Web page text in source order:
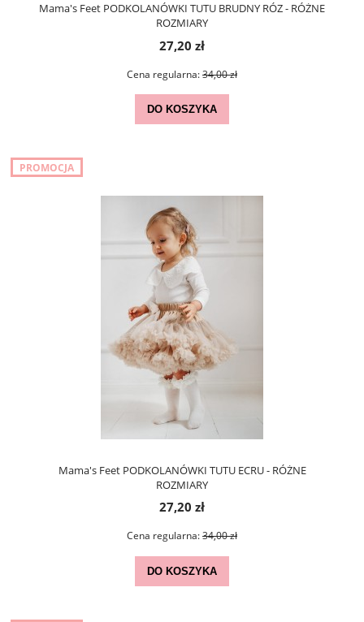
Mama's Feet PODKOLANÓWKI TUTU BRUDNY RÓZ - RÓŻNE
ROZMIARY
27,20 zł
Cena regularna:34,00 zł
DO KOSZYKA
Mama's Feet PODKOLANÓWKI TUTU ECRU - RÓŻNE
ROZMIARY
27,20 zł
Cena regularna:34,00 zł
DO KOSZYKA
PROMOCJA